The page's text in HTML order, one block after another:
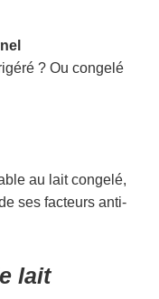
? Ou congelé
au lait congelé,
ses facteurs anti-
lait